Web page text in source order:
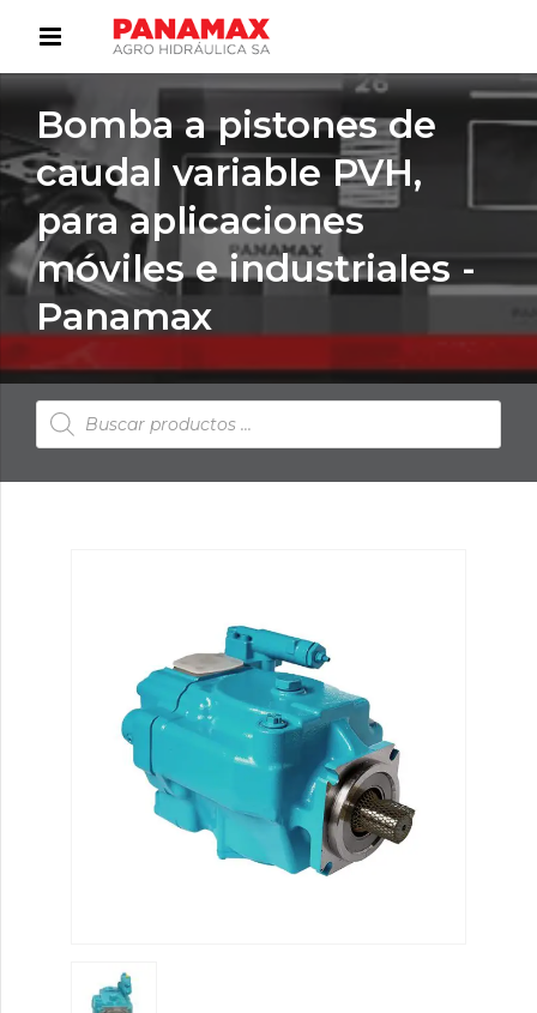
Bomba a pistones de
caudal variable PVH,
para aplicaciones
móviles e industriales -
Panamax
Búsqueda
de